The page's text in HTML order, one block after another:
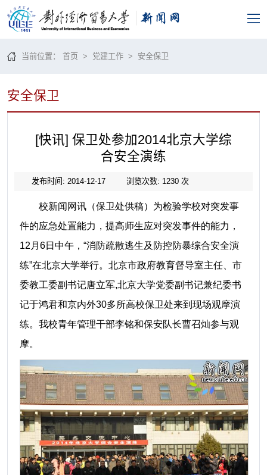
当前位置：首页 > 党建工作 > 安全保卫
安全保卫
[快讯] 保卫处参加2014北京大学综
合安全演练
发布时间: 2014-12-17 浏览次数: 1230次
校新闻网讯（保卫处供稿） 为检验学校对突发事
件的应急处置能力，提高师生应对突发事件的能力，
12 月 6日中午，“消防疏散逃生及防控防暴综合安全演
练”在北京大学举行。北京市政府教育督导室主任、市
委教工委副书记唐立军,北京大学党委副书记兼纪委书
记于鸿君和京内外30多所高校保卫处来到现场观摩演
练。我校青年管理干部李铭和保安队长曹召灿参与观
摩。